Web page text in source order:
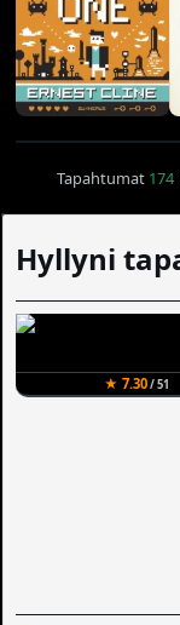
Tapahtumat 174
Hyllyni
★ 7.30/ 51